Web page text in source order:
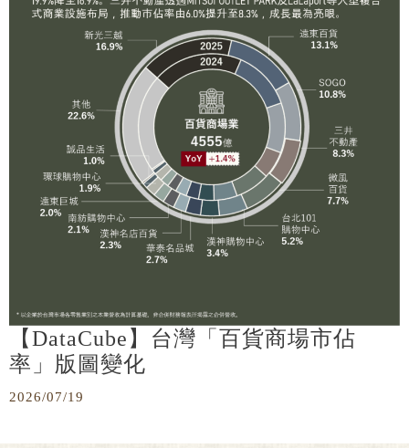
【DataCube】台灣「百貨商場市佔
率」版圖變化
2026/07/19